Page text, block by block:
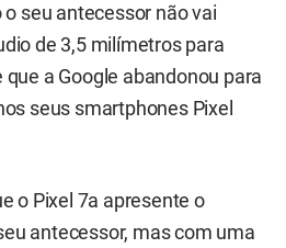
seu antecessor não vai
de 3,5 milímetros para
a Google abandonou para
seus smartphones Pixel
o Pixel 7a apresente o
antecessor, mas com uma